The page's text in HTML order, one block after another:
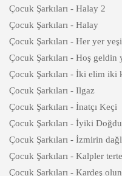
Çocuk Şarkıları - Halay 2
Çocuk Şarkıları - Halay
Çocuk Şarkıları - Her yer
Çocuk Şarkıları - Hoş geldin
Çocuk Şarkıları - İki elim iki
Çocuk Şarkıları - Ilgaz
Çocuk Şarkıları - İnatçı Keçi
Çocuk Şarkıları - İyiki
Çocuk Şarkıları - İzmirin
Çocuk Şarkıları - Kalpler
Çocuk Şarkıları - Kardeş